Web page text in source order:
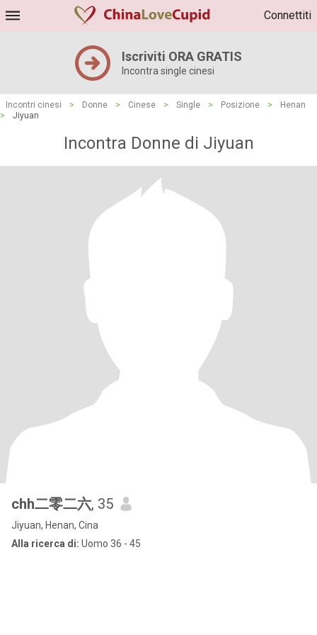
Connettiti
Iscriviti ORA GRATIS
Incontra single cinesi
Incontri cinesi > Donne > Cinese > Single > Posizione >
Henan
>
Jiyuan
Incontra Donne di Jiyuan
chh二零二六, 35
Jiyuan, Henan, Cina
Alla ricerca di: Uomo 36 - 45